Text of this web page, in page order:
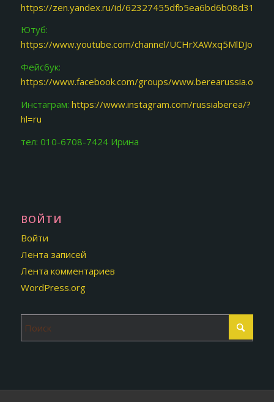
https://zen.yandex.ru/id/62327455dfb5ea6bd6b08d31
Ютуб:
https://www.youtube.com/channel/
Фейсбук:
https://www.facebook.com/groups/www.berearussia.org/
Инстаграм: https://www.instagram.com/russiaberea/?
hl=ru
тел: 010-6708-7424 Ирина
ВОЙТИ
Войти
Лента записей
Лента комментариев
WordPress.org